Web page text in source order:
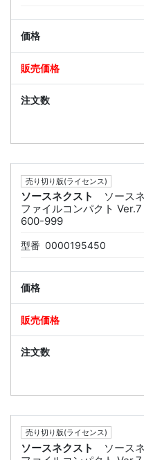
売り切り版(ライセンス)
ソースネクスト
ソース
ファイルコンパクト
600-999
型番 0000195450
売り切り版(ライセンス)
ソースネクスト
ソース